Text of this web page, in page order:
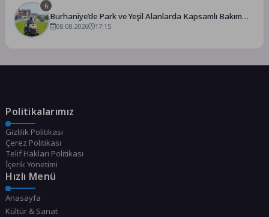
6
Burhaniye’de Park ve Yeşil Alanlarda Kapsamlı Bakım
Çalışmaları Sürüyor
08.08.2026 17:15
Politikalarımız
Gizlilik Politikası
Çerez Politikası
Telif Hakları Politikası
İçerik Yönetimi
Hızlı Menü
Anasayfa
Kültür & Sanat